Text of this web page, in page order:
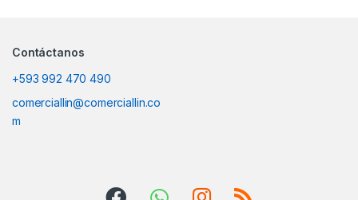
Contáctanos
+593 992 470 490
comerciallin@comerciallin.co
m